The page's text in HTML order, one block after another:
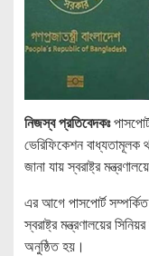
নিজস্ব প্রতিবেদকঃ
ভেরিফিকেশন
জানা যায় স্বরাষ্ট্র
এর আগে পাসপোর্ট
স্বরাষ্ট্র মন্ত্রণালয়ের
অনুষ্ঠিত হয়।